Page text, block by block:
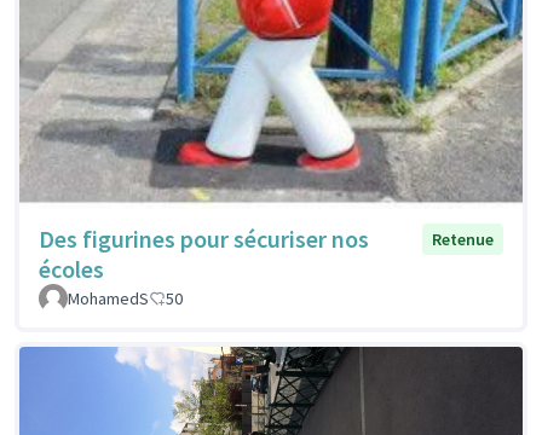
Des figurines pour sécuriser nos
écoles
Retenue
MohamedS 50